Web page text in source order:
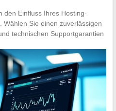
den Einfluss Ihres Hosting-
Wählen Sie einen zuverlässigen
technischen Supportgarantien